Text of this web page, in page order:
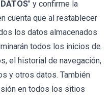
" y confirme la
cuenta que al restablecer
los datos almacenados
todos los inicios de
el historial de navegación,
y otros datos. También
en todos los sitios